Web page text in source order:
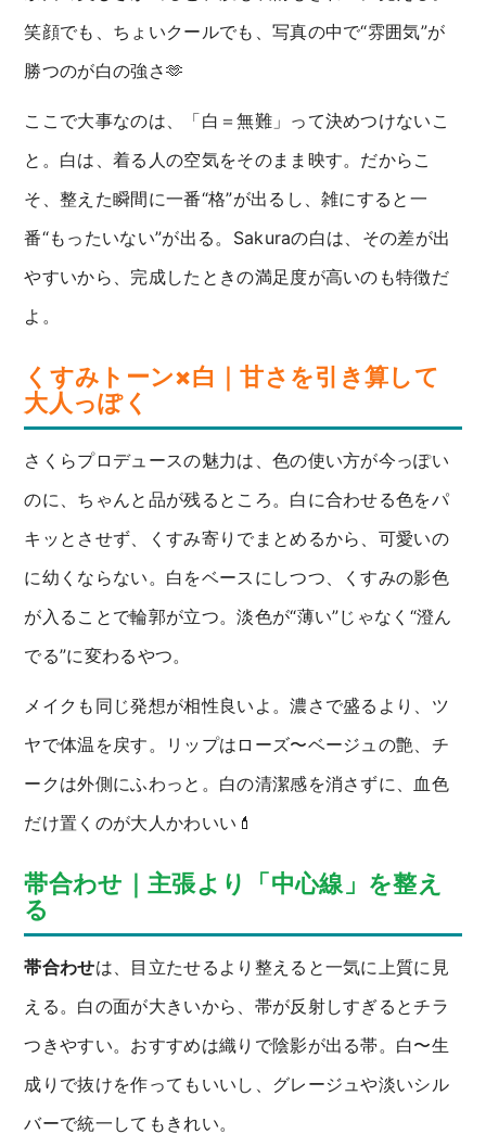
笑顔でも、ちょいクールでも、写真の中で“雰囲気”が
勝つのが白の強さ🫶
ここで大事なのは、「白＝無難」って決めつけないこ
と。白は、着る人の空気をそのまま映す。だからこ
そ、整えた瞬間に一番“格”が出るし、雑にすると一
番“もったいない”が出る。Sakuraの白は、その差が出
やすいから、完成したときの満足度が高いのも特徴だ
よ。
くすみトーン×白｜甘さを引き算して
大人っぽく
さくらプロデュースの魅力は、色の使い方が今っぽい
のに、ちゃんと品が残るところ。白に合わせる色をパ
キッとさせず、くすみ寄りでまとめるから、可愛いの
に幼くならない。白をベースにしつつ、くすみの影色
が入ることで輪郭が立つ。淡色が“薄い”じゃなく“澄ん
でる”に変わるやつ。
メイクも同じ発想が相性良いよ。濃さで盛るより、ツ
ヤで体温を戻す。リップはローズ〜ベージュの艶、チ
ークは外側にふわっと。白の清潔感を消さずに、血色
だけ置くのが大人かわいい💄
帯合わせ｜主張より「中心線」を整え
る
帯合わせは、目立たせるより整えると一気に上質に見
える。白の面が大きいから、帯が反射しすぎるとチラ
つきやすい。おすすめは織りで陰影が出る帯。白〜生
成りで抜けを作ってもいいし、グレージュや淡いシル
バーで統一してもきれい。